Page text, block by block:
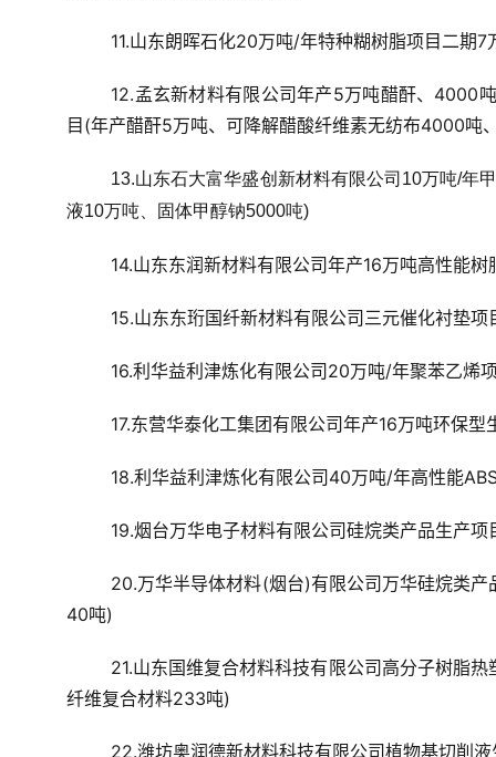
11.山东朗晖石化20万吨/年特种糊树脂项目二期
12.孟玄新材料有限公司年产5万吨醋酐、4000
目(年产醋酐5万吨、可降解醋酸纤维素无纺布4000吨
13.山东石大富华盛创新材料有限公司10万吨/年
液10万吨、固体甲醇钠5000吨)
14.山东东润新材料有限公司年产16万吨高性能
15.山东东珩国纤新材料有限公司三元催化衬垫
16.利华益利津炼化有限公司20万吨/年聚苯乙烯
17.东营华泰化工集团有限公司年产16万吨环保
18.利华益利津炼化有限公司40万吨/年高性能
19.烟台万华电子材料有限公司硅烷类产品生产
20.万华半导体材料(烟台)有限公司万华硅烷类
40吨)
21.山东国维复合材料科技有限公司高分子树脂
纤维复合材料233吨)
22.潍坊奥润德新材料科技有限公司植物基切削